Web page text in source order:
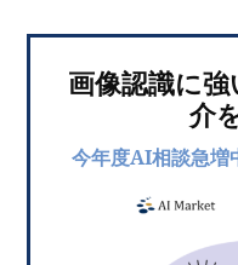
画像認識に
介
今年度AI相談急増